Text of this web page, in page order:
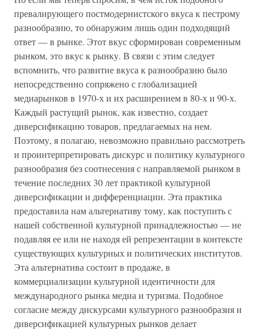
превалирующего постмодернистского вкуса к пестрому
разнообразию, то обнаружим лишь один подходящий
ответ — в рынке. Этот вкус сформирован современным
рынком, это вкус к рынку. В связи с этим следует
вспомнить, что развитие вкуса к разнообразию было
непосредственно сопряжено с глобализацией
медиарынков в 1970-х и их расширением в 80-х и 90-х.
Каждый растущий рынок, как известно, создает
диверсификацию товаров, предлагаемых на нем.
Поэтому, я полагаю, невозможно правильно рассмотреть
и проинтерпретировать дискурс и политику культурного
разнообразия без соотнесения с направляемой рынком в
течение последних 30 лет практикой культурной
диверсификации и дифференциации. Эта практика
предоставила нам альтернативу тому, как поступить с
нашей собственной культурной принадлежностью — не
подавляя ее или не находя ей репрезентации в контексте
существующих культурных и политических институтов.
Эта альтернатива состоит в продаже, в
коммерциализации культурной идентичности для
международного рынка медиа и туризма. Подобное
согласие между дискурсами культурного разнообразия и
диверсификацией культурных рынков делает